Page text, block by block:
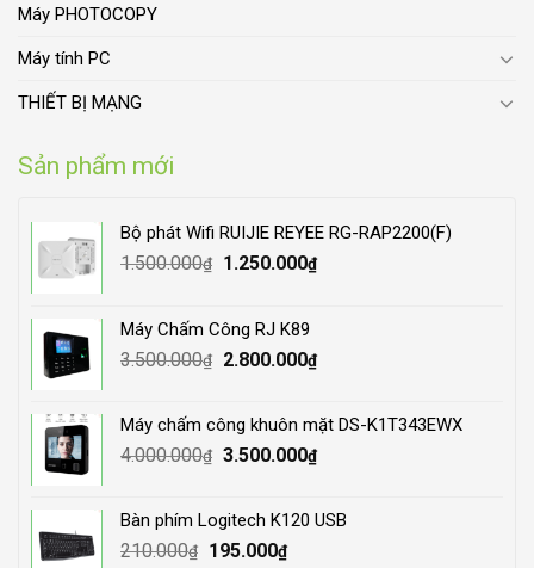
Máy PHOTOCOPY
Máy tính PC
THIẾT BỊ MẠNG
Sản phẩm mới
Bộ phát Wifi RUIJIE REYEE RG-RAP2200(F)
1.500.000₫
Original
1.500.000₫.
1.250.000₫Current
Máy Chấm Công RJ K89
3.500.000₫
Original
3.500.000₫.
2.800.000₫Current
2.800.000₫.
Máy chấm công khuôn mặt DS-K1T343EWX
4.000.000₫ Original
4.000.000₫.
3.500.000₫Current
3.500.000₫.
Bàn phím Logitech K120 USB
210.000₫
Original
195.000₫Current